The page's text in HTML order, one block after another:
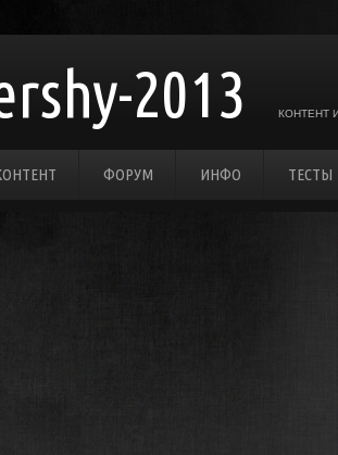
2013 КОНТЕНТ
ФОРУМ ИНФО ТЕСТЫ